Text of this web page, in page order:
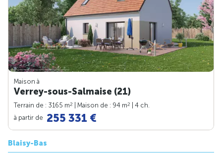
Maison à
Verrey-sous-Salmaise (21)
Terrain de : 3165 m2 | Maison de : 94 m2
| 4 ch.
à partir de 255 331 €
Blaisy-Bas